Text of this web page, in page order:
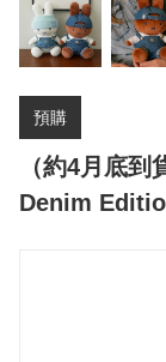
預購
（約4月底
Denim